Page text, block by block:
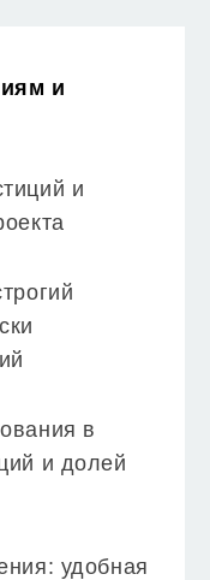
и
и
в
и долей
удобная